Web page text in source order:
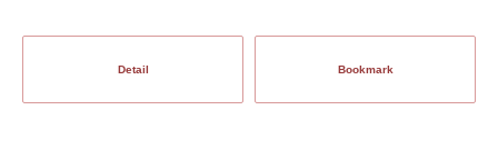
Detail Bookmark